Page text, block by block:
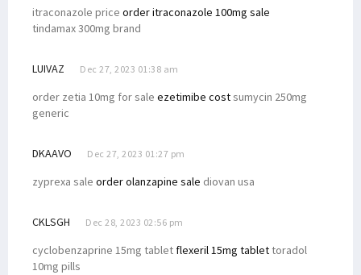
itraconazole price order itraconazole 100mg sale
tindamax 300mg brand
LUIVAZ Dec 27, 2023 01:38 am
order zetia 10mg for sale ezetimibe costsumycin 250mg
generic
DKAAVO Dec 27, 2023 01:27 pm
zyprexa sale order olanzapine sale diovan usa
CKLSGH Dec 28, 2023 02:56 pm
cyclobenzaprine 15mg tablet flexeril 15mg tablettoradol
10mg pills